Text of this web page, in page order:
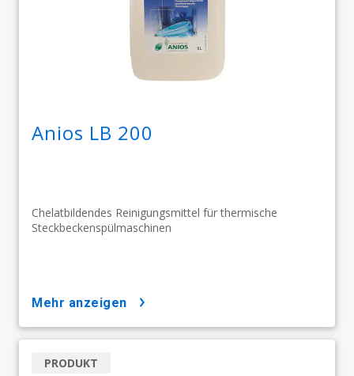
Anios LB 200
Chelatbildendes Reinigungsmittel für thermische
Steckbeckenspülmaschinen​​​​​​​
mehr anzeigen
PRODUKT